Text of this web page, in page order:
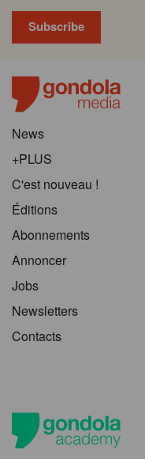
News
+PLUS
C'est nouveau !
Éditions
Abonnements
Annoncer
Jobs
Newsletters
Contacts